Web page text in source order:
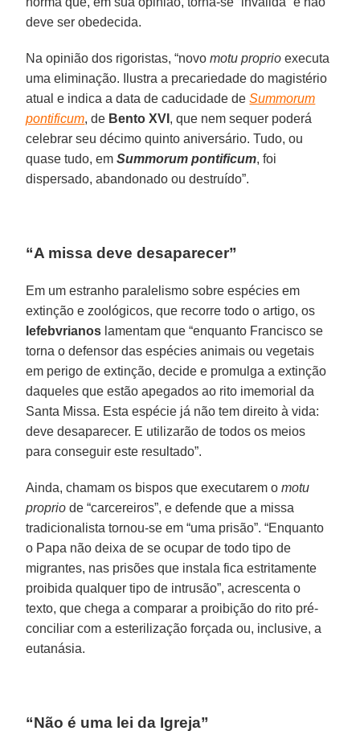
deve ser obedecida.
Na opinião dos rigoristas, “novomotu proprio executa
uma eliminação. Ilustra a precariedade do magistério
atual e indica a data de caducidade deSummorum
pontificum, de Bento XVI , que nem sequer poderá
celebrar seu décimo quinto aniversário. Tudo, ou
quase tudo, emSummorum pontificum, foi
dispersado, abandonado ou destruído”.
“A missa deve desaparecer”
Em um estranho paralelismo sobre espécies em
extinção e zoológicos, que recorre todo o artigo, os
lefebvrianos lamentam que “enquanto Francisco se
torna o defensor das espécies animais ou vegetais
em perigo de extinção, decide e promulga a extinção
daqueles que estão apegados ao rito imemorial da
Santa Missa. Esta espécie já não tem direito à vida:
deve desaparecer. E utilizarão de todos os meios
para conseguir este resultado”.
Ainda, chamam os bispos que executarem omotu
proprio de “carcereiros”, e defende que a missa
tradicionalista tornou-se em “uma prisão”. “Enquanto
o Papa não deixa de se ocupar de todo tipo de
migrantes, nas prisões que instala fica estritamente
proibida qualquer tipo de intrusão”, acrescenta o
texto, que chega a comparar a proibição do rito pré-
conciliar com a esterilização forçada ou, inclusive, a
eutanásia.
“Não é uma lei da Igreja”